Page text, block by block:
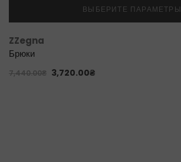
ВЫБЕРИТЕ ПАРАМЕТРЫ
ZZegna
Брюки
7,440.00₴ 3,720.00₴